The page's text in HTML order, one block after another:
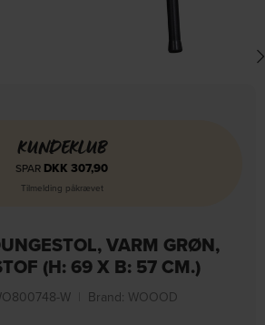
KUNDEKLUB
SPAR DKK 307,90
Tilmelding påkrævet
VARM GRØN,
(H: 69 X B: 57 CM.)
W Brand: WOOOD